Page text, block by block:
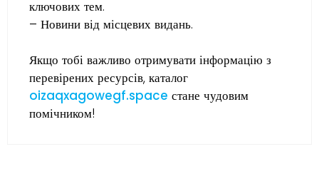
ключових тем.
– Новини від місцевих видань.
Якщо тобі важливо отримувати інформацію з
перевірених ресурсів, каталог
oizaqxagowegf.space стане чудовим
помічником!